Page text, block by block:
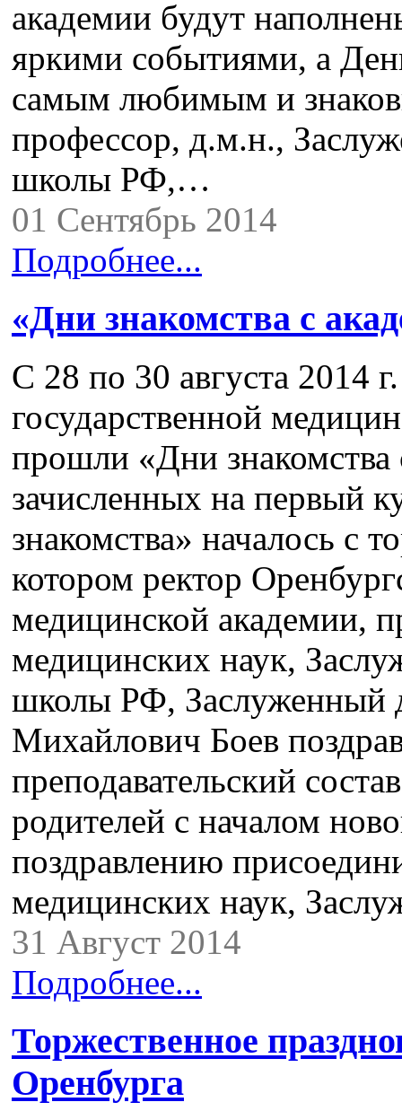
академии будут
яркими событиями, а
самым любимым и
профессор, д.м.н.,
школы РФ,…
01 Сентябрь 2014
Подробнее...
«Дни знакомства с
С 28 по 30 августа 2014
государственной
прошли «Дни знакомства
зачисленных на первый
знакомства» началось с
котором ректор
медицинской академии,
медицинских наук,
школы РФ, Заслуженный
Михайлович Боев
преподавательский
родителей с началом
поздравлению
медицинских наук,
31 Август 2014
Подробнее...
Торжественное
Оренбурга